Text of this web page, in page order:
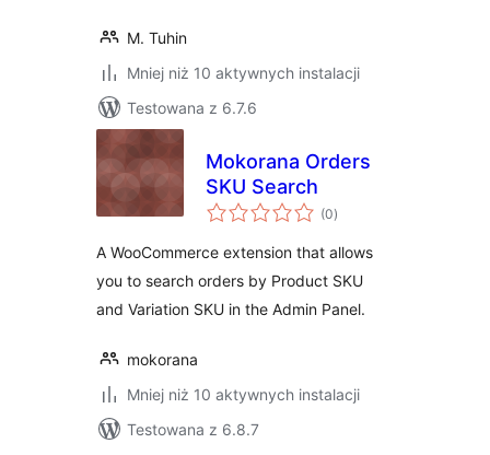
M. Tuhin
Mniej niż 10 aktywnych instalacji
Testowana z 6.7.6
Mokorana Orders
SKU Search
(0wszystkich
ocen
)
A WooCommerce extension that allows
you to search orders by Product SKU
and Variation SKU in the Admin Panel.
mokorana
Mniej niż 10 aktywnych instalacji
Testowana z 6.8.7